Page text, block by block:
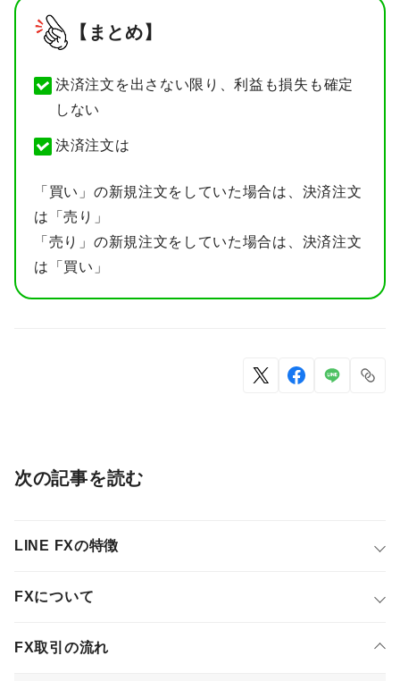
【まとめ】
決済注文を出さない限り、利益も損失も確定
しない
決済注文は
「買い」の新規注文をしていた場合は、決済注文
は「売り」
「売り」の新規注文をしていた場合は、決済注文
は「買い」
次の記事を読む
LINE FXの特徴
FXについて
FX取引の流れ